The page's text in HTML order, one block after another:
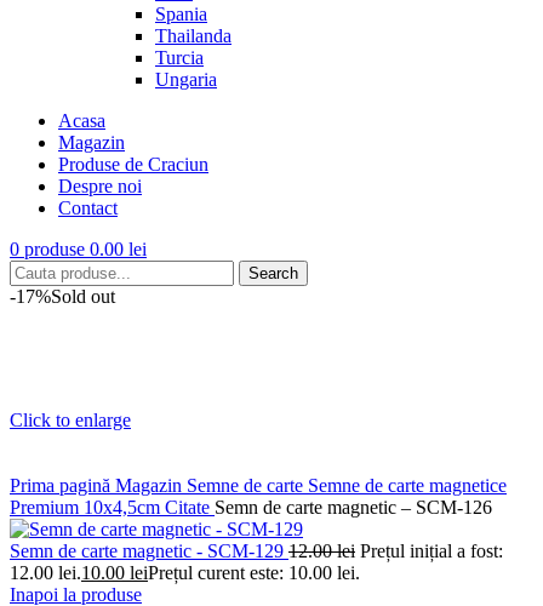
Spania
Thailanda
Turcia
Ungaria
Acasa
Magazin
Produse de Craciun
Despre noi
Contact
0 produse 0.00 lei
Search
-17%Sold out
Click to enlarge
Prima pagină Magazin Semne de carte Semne de carte magnetice
Premium 10x4,5cm Citate Semn de carte magnetic – SCM-126
Semn de carte magnetic - SCM-129 12.00lei Prețul inițial a fost:
12.00 lei.10.00 leiPrețul curent este: 10.00 lei.
Inapoi la produse